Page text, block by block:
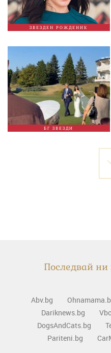
ЗВЕЗДЕН РОЖДЕНИК
БГ ЗВЕЗДИ
Последвай ни
Abv.bg
Dariknews.bg
DogsAndCats.bg
Pariteni.bg